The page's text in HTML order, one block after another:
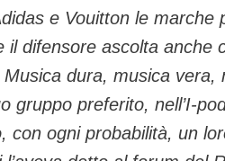
e Vouitton le marche
il difensore ascolta anche
dura, musica vera,
gruppo preferito, nell’I-
ogni probabilità, un